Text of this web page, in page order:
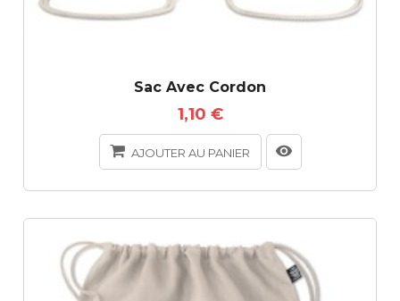
Sac Avec Cordon
1,10 €
AJOUTER AU PANIER